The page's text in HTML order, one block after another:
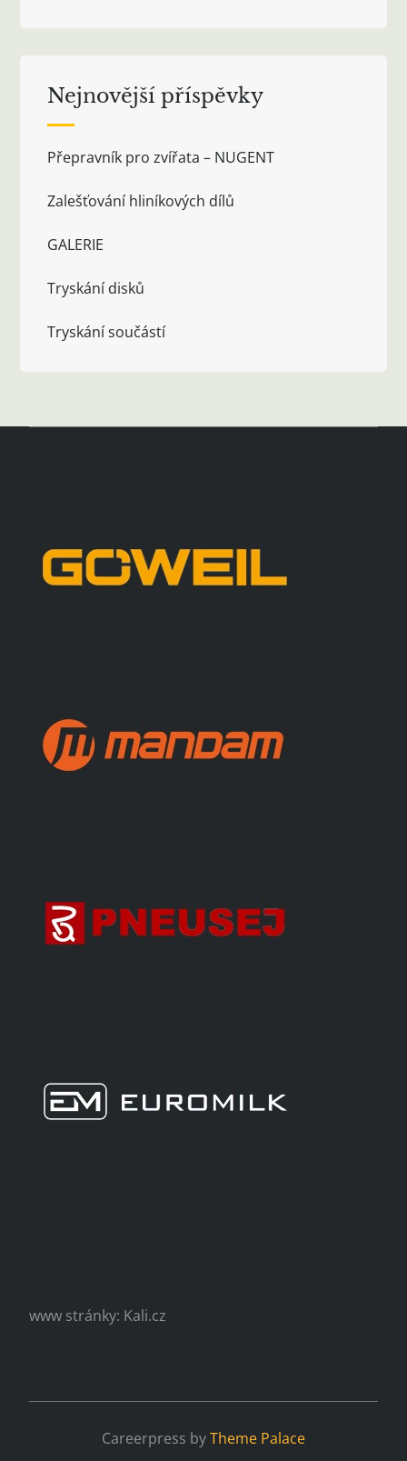
Nejnovější příspěvky
Přepravník pro zvířata – NUGENT
Zalešťování hliníkových dílů
GALERIE
Tryskání disků
Tryskání součástí
www stránky: Kali.cz
Careerpress byTheme Palace